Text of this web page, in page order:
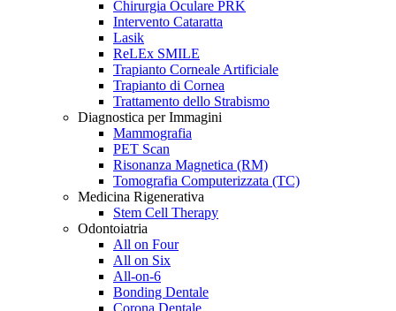
Chirurgia Oculare PRK
Intervento Cataratta
Lasik
ReLEx SMILE
Trapianto Corneale Artificiale
Trapianto di Cornea
Trattamento dello Strabismo
Diagnostica per Immagini
Mammografia
PET Scan
Risonanza Magnetica (RM)
Tomografia Computerizzata (TC)
Medicina Rigenerativa
Stem Cell Therapy
Odontoiatria
All on Four
All on Six
All-on-6
Bonding Dentale
Corona Dentale